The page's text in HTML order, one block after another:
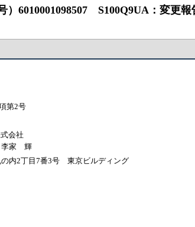
6010001098507 S100Q9UA：変更報